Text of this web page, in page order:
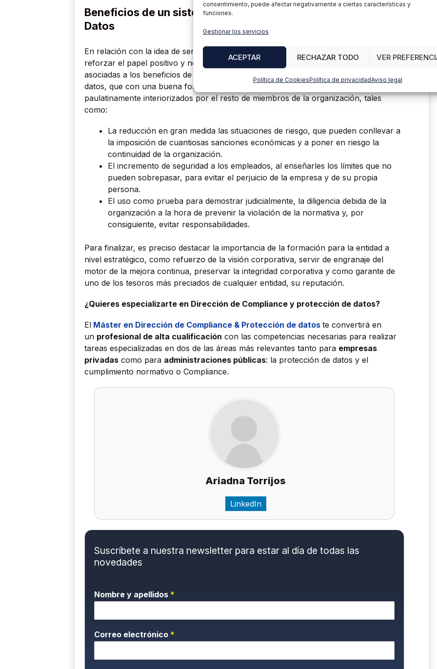
consentimiento, puede afectar negativamente a ciertas características y
funciones.
Gestionar los servicios
ACEPTAR RECHAZAR TODO VER
Política de CookiesPolítica de privacidadAviso legal
Beneficios de un sistema de Compliance y de Protección de
Datos
En relación con la idea de ser percibidos como aliados y no como enemigos, y de
reforzar el papel positivo y necesario de su cometido, existen una serie de nociones,
asociadas a los beneficios de tener un sistema de Compliance y de protección de
datos, que con una buena formación pueden ser fácilmente transmitidos y
paulatinamente interiorizados por el resto de miembros de la organización, tales
como:
La reducción en gran medida las situaciones de riesgo, que pueden conllevar a
la imposición de cuantiosas sanciones económicas y a poner en riesgo la
continuidad de la organización.
El incremento de seguridad a los empleados, al enseñarles los límites que no
pueden sobrepasar, para evitar el perjuicio de la empresa y de su propia
persona.
El uso como prueba para demostrar judicialmente, la diligencia debida de la
organización a la hora de prevenir la violación de la normativa y, por
consiguiente, evitar responsabilidades.
Para finalizar, es preciso destacar la importancia de la formación para la entidad a
nivel estratégico, como refuerzo de la visión corporativa, servir de engranaje del
motor de la mejora continua, preservar la integridad corporativa y como garante de
uno de los tesoros más preciados de cualquier entidad, su reputación.
¿Quieres especializarte en Dirección de Compliance y protección de datos?
El Máster en Dirección de Compliance & Protección de datos te convertirá en
un profesional de alta cualificación con las competencias necesarias para realizar
tareas especializadas en dos de las áreas más relevantes tanto para empresas
privadas como para administraciones públicas: la protección de datos y el
cumplimiento normativo o Compliance.
Ariadna Torrijos
LinkedIn
Suscríbete a nuestra newsletter para estar al día de todas las
novedades
Nombre y apellidos *
Correo electrónico *